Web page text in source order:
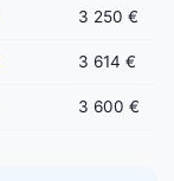
3 250 €
3 614 €
3 600 €